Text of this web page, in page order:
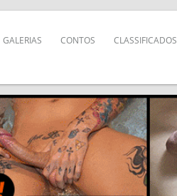
GALERIAS CONTOS CLASSIFICADOS